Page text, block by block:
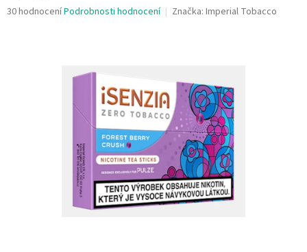
Průměrné
30 hodnoceníPodrobnosti hodnocení Značka: Imperial Tobacco